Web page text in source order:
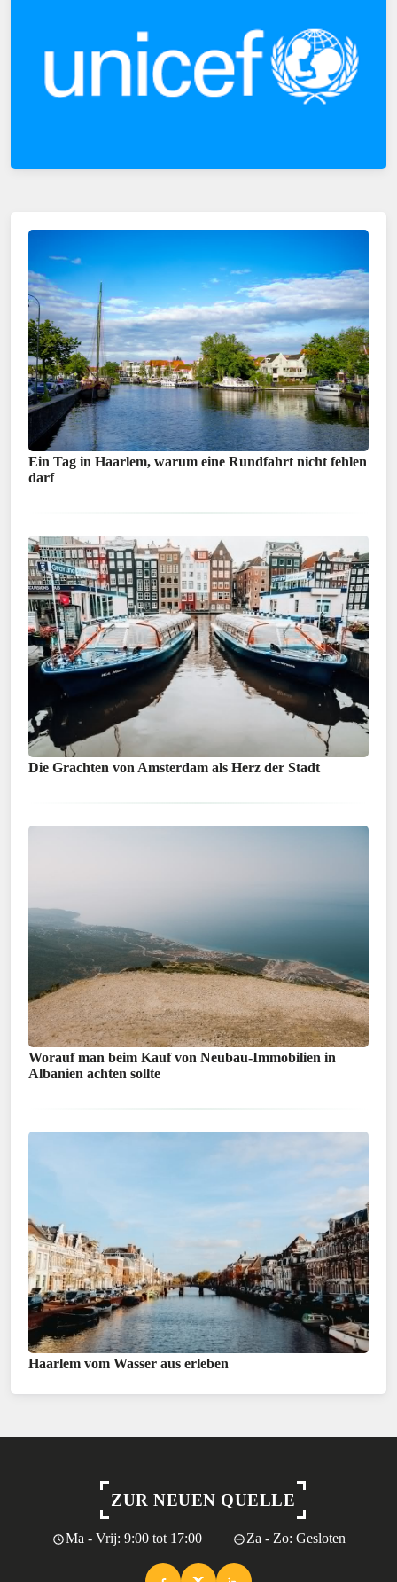
Ein Tag in Haarlem, warum eine Rundfahrt nicht fehlen
darf
Die Grachten von Amsterdam als Herz der Stadt
Worauf man beim Kauf von Neubau-Immobilien in
Albanien achten sollte
Haarlem vom Wasser aus erleben
ZUR NEUEN QUELLE
Ma - Vrij: 9:00 tot 17:00 Za - Zo: Gesloten